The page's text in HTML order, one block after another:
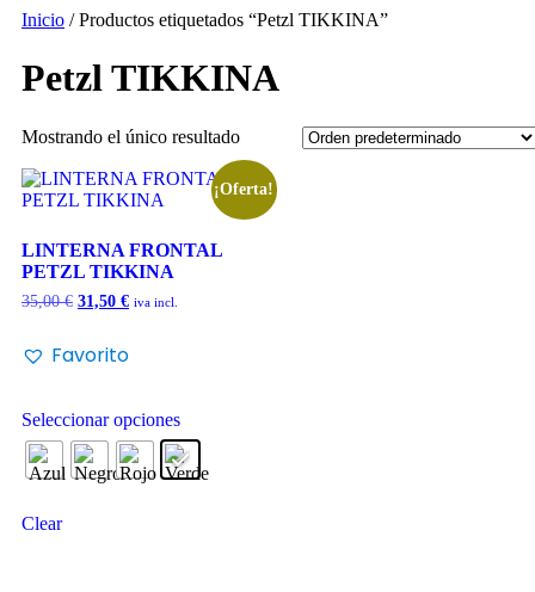
Inicio / Productos etiquetados “Petzl TIKKINA”
Petzl TIKKINA
Mostrando el único resultado
¡Oferta!
LINTERNA FRONTAL
PETZL TIKKINA
35,00€ 31,50 € iva incl.
Favorito
Seleccionar opciones
Clear